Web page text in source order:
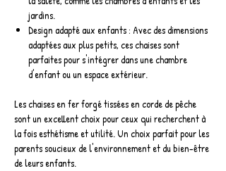
jardins.
Design adapté aux enfants : Avec des dimensions
adaptées aux plus petits, ces chaises sont
parfaites pour s'intégrer dans une chambre
d'enfant ou un espace extérieur.
Les chaises en fer forgé tissées en corde de pêche
sont un excellent choix pour ceux qui recherchent à
la fois esthétisme et utilité. Un choix parfait pour les
parents soucieux de l'environnement et du bien-être
de leurs enfants.